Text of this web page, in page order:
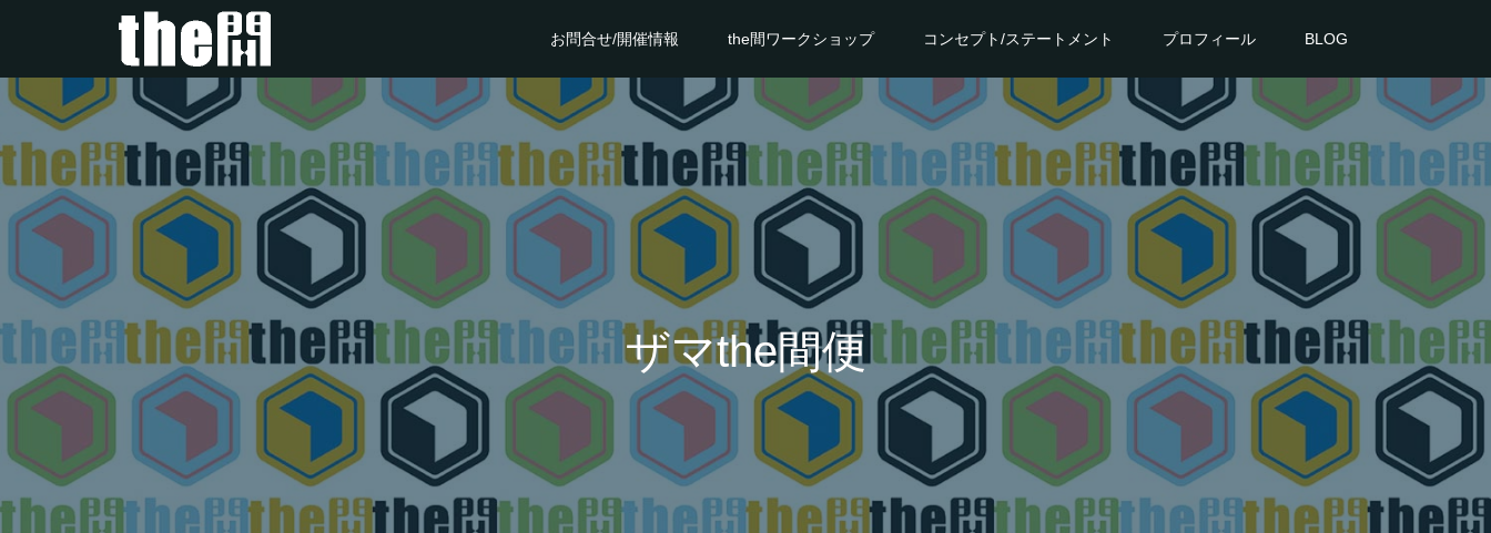
お問合せ/開催情報 the間ワークショップ コンセプト/ステートメント プロフィール BLOG
ザマthe間便